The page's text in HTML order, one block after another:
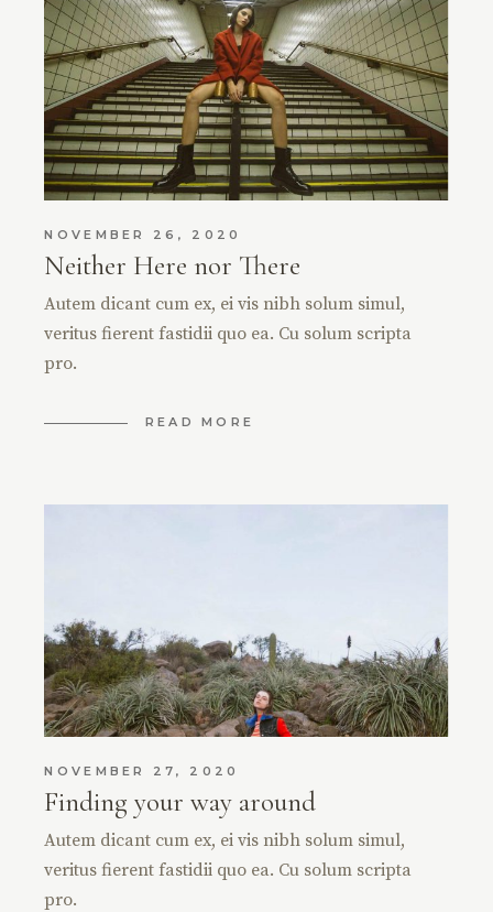
NOVEMBER 26, 2020
Neither Here nor There
Autem dicant cum ex, ei vis nibh solum simul,
veritus fierent fastidii quo ea. Cu solum scripta
pro.
READ MORE
NOVEMBER 27, 2020
Finding your way around
Autem dicant cum ex, ei vis nibh solum simul,
veritus fierent fastidii quo ea. Cu solum scripta
pro.